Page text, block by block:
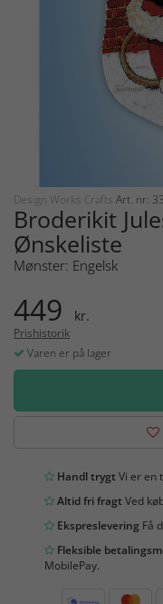
Design Works Crafts Art. nr:
Broderikit
Ønskeliste
Mønster: Engelsk
449 kr.
Prishistorik
Varen er på lager
Handl trygtVi er en
Altid fri fragtVed
Ekspreslevering Få
Fleksible
MobilePay.